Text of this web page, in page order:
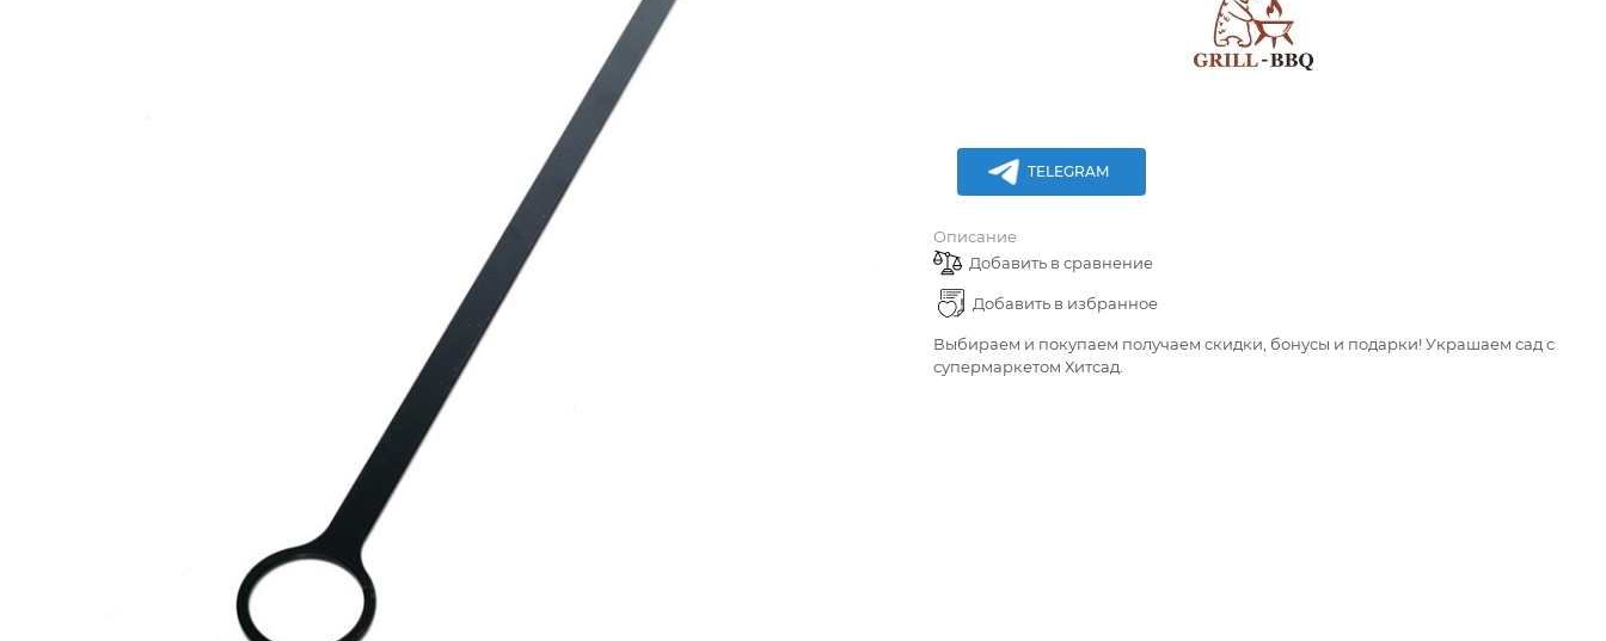
TELEGRAM
Описание
Добавить в сравнение
Добавить в избранное
Выбираем и покупаем получаем скидки, бонусы и подарки! Украшаем сад с
супермаркетом Хитсад.